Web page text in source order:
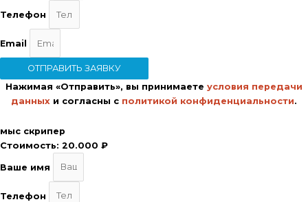
Телефон
Email
ОТПРАВИТЬ ЗАЯВКУ
Нажимая «Отправить», вы принимаете условия передачи
данных и согласны с политикой конфиденциальности.
мыс скрипер
Стоимость: 20.000 ₽
Ваше имя
Телефон